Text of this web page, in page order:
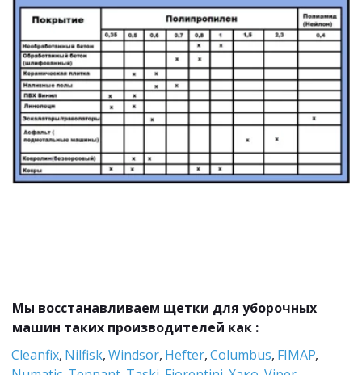
Мы восстанавливаем щетки для уборочных
машин таких производителей как :
Cleanfix, Nilfisk, Windsor, Hefter, Columbus, FIMAP